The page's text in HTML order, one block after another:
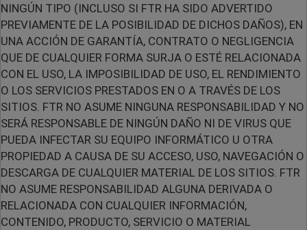
NINGÚN TIPO (INCLUSO SI FTR HA SIDO ADVERTIDO
PREVIAMENTE DE LA POSIBILIDAD DE DICHOS DAÑOS), EN
UNA ACCIÓN DE GARANTÍA, CONTRATO O NEGLIGENCIA
QUE DE CUALQUIER FORMA SURJA O ESTÉ RELACIONADA
CON EL USO, LA IMPOSIBILIDAD DE USO, EL RENDIMIENTO
O LOS SERVICIOS PRESTADOS EN O A TRAVÉS DE LOS
SITIOS. FTR NO ASUME NINGUNA RESPONSABILIDAD Y NO
SERÁ RESPONSABLE DE NINGÚN DAÑO NI DE VIRUS QUE
PUEDA INFECTAR SU EQUIPO INFORMÁTICO U OTRA
PROPIEDAD A CAUSA DE SU ACCESO, USO, NAVEGACIÓN O
DESCARGA DE CUALQUIER MATERIAL DE LOS SITIOS. FTR
NO ASUME RESPONSABILIDAD ALGUNA DERIVADA O
RELACIONADA CON CUALQUIER INFORMACIÓN,
CONTENIDO, PRODUCTO, SERVICIO O MATERIAL